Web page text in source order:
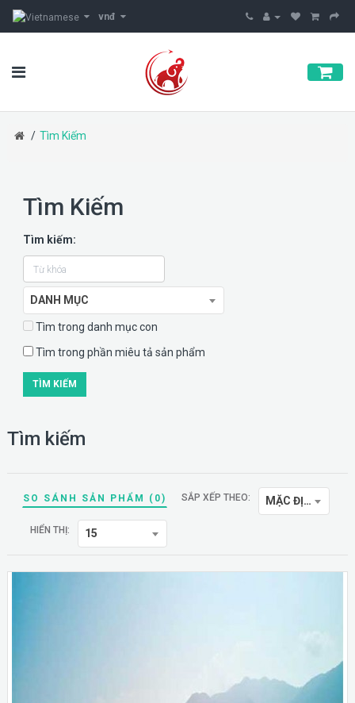
vnđ
Tìm Kiếm
Tìm Kiếm
Tìm kiếm:
DANH MỤC
Tìm trong danh mục con
Tìm trong phần miêu tả sản phẩm
Tìm kiếm
SO SÁNH SẢN PHẨM (0) SẮP XẾP THEO: MẶC ĐỊNH
HIỂN THỊ: 15